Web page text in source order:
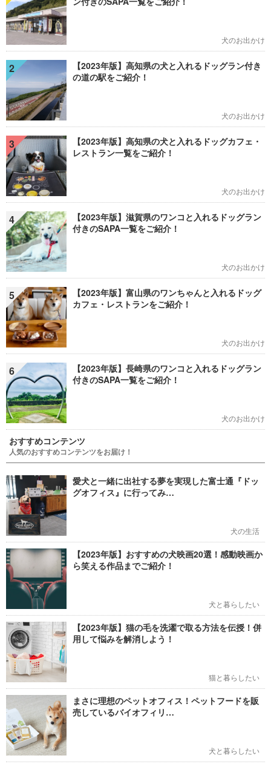
犬のお出かけ
2
【2023年版】高知県の犬と入れるドッグラン付き
の道の駅をご紹介！
犬のお出かけ
3
【2023年版】高知県の犬と入れるドッグカフェ・
レストラン一覧をご紹介！
犬のお出かけ
4
【2023年版】滋賀県のワンコと入れるドッグラン
付きのSAPA一覧をご紹介！
犬のお出かけ
5
【2023年版】富山県のワンちゃんと入れるドッグ
カフェ・レストランをご紹介！
犬のお出かけ
6
【2023年版】長崎県のワンコと入れるドッグラン
付きのSAPA一覧をご紹介！
犬のお出かけ
おすすめコンテンツ
人気のおすすめコンテンツをお届け！
愛犬と一緒に出社する夢を実現した富士通『ドッ
グオフィス』に行ってみ…
犬の生活
【2023年版】おすすめの犬映画20選！感動映画か
ら笑える作品までご紹介！
犬と暮らしたい
【2023年版】猫の毛を洗濯で取る方法を伝授！併
用して悩みを解消しよう！
猫と暮らしたい
まさに理想のペットオフィス！ペットフードを販
売しているバイオフィリ…
犬と暮らしたい